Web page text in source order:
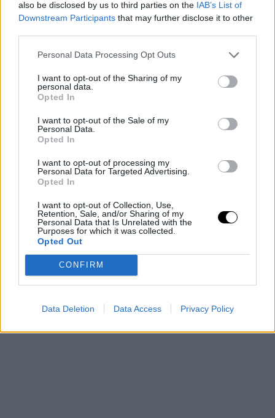
also be disclosed by us to third parties on the IAB’s List of
Downstream Participants that may further disclose it to other
Personal Data Processing Opt Outs
I want to opt-out of the Sharing of my
personal data.
Opted In
I want to opt-out of the Sale of my
Personal Data.
Opted In
I want to opt-out of processing my
Personal Data for Targeted Advertising.
Opted In
I want to opt-out of Collection, Use,
Retention, Sale, and/or Sharing of my
Personal Data that Is Unrelated with the
Purposes for which it was collected.
Opted Out
CONFIRM
Data Deletion Data Access Privacy Policy
como son Reaves y Luka, suscitaba ciertas dudas, pero
la baja de Lebron no deja mucho margen de maniobra.
quinteto, comoMarcus Smart , o introduce a
Vanderbilt
cancha. Otra posibilidad es dar protagonismo a
LaRavia, en torno al cual hay grandes expectativas.